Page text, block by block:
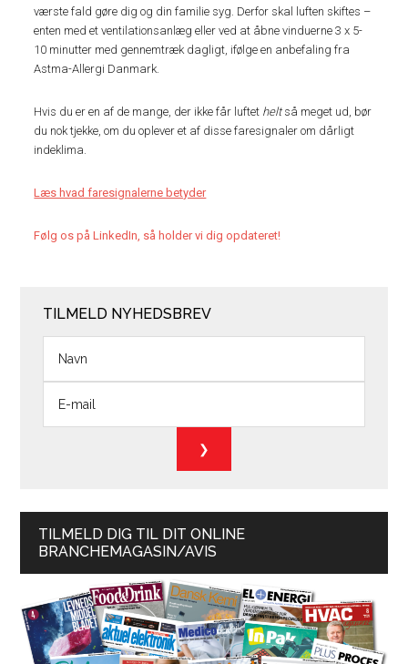
værste fald gøre dig og din familie syg. Derfor skal luften skiftes –
enten med et ventilationsanlæg eller ved at åbne vinduerne 3 x 5-
10 minutter med gennemtræk dagligt, ifølge en anbefaling fra
Astma-Allergi Danmark.
Hvis du er en af de mange, der ikke får luftet heltså meget ud, bør
du nok tjekke, om du oplever et af disse faresignaler om dårligt
indeklima.
Læs hvad faresignalerne betyder
Følg os på LinkedIn, så holder vi dig opdateret!
TILMELD NYHEDSBREV
TILMELD DIG TIL DIT ONLINE
BRANCHEMAGASIN/AVIS